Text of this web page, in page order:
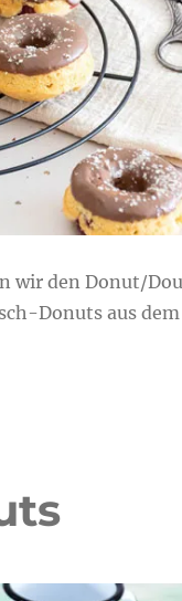
wir den Donut/
Donuts aus dem